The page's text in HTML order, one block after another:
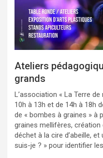
Ateliers
grands
L’association « La Terre
10h à 13h et de 14h à 18h
de « bombes à graines » à
graines mellifères,
déchet à la cire d’abeille,
suis-je ? » pour identifier